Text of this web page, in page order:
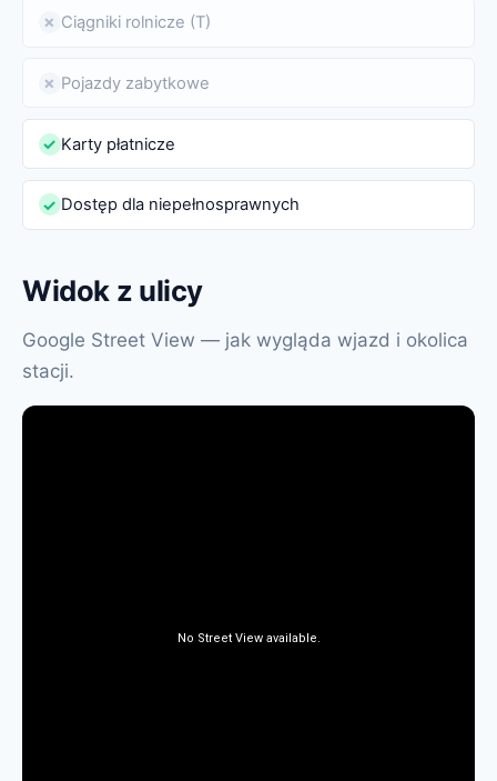
✗ Ciągniki rolnicze (T)
✗ Pojazdy zabytkowe
✓ Karty płatnicze
✓ Dostęp dla niepełnosprawnych
Widok z ulicy
Google Street View — jak wygląda wjazd i okolica
stacji.